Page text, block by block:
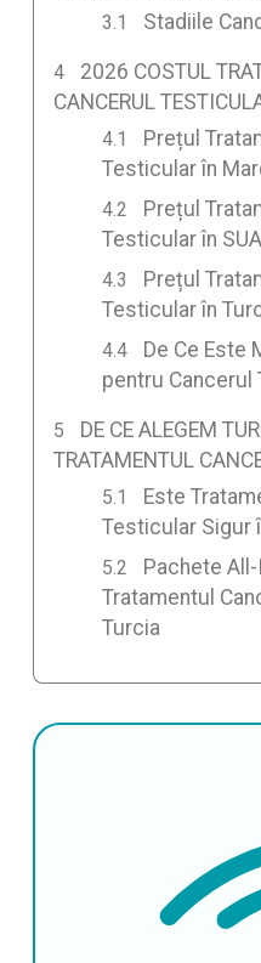
Stadiile
2026 COSTUL
CANCERUL
Prețul
Testicular în
Prețul
Testicular în SUA
Prețul
Testicular în
De Ce Este
pentru Cancerul
DE CE ALEGEM
TRATAMENTUL
Este
Testicular Sigur
Pachete
Tratamentul
Turcia